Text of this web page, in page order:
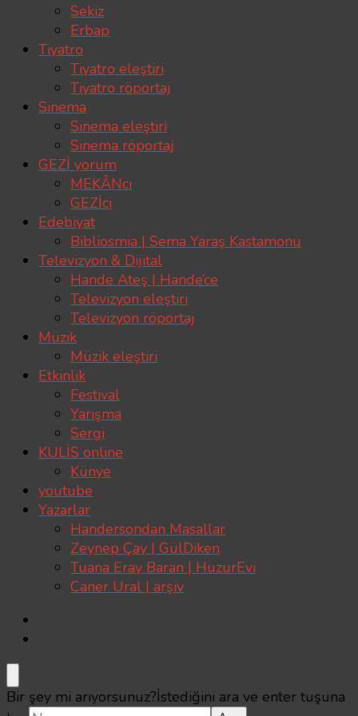
Sekiz
Erbap
Tiyatro
Tiyatro eleştiri
Tiyatro röportaj
Sinema
Sinema eleştiri
Sinema röportaj
GEZİ yorum
MEKÂNcı
GEZİci
Edebiyat
Bibliosmia | Sema Yaraş Kastamonu
Televizyon & Dijital
Hande Ateş | Hande’ce
Televizyon eleştiri
Televizyon röportaj
Müzik
Müzik eleştiri
Etkinlik
Festival
Yarışma
Sergi
KULİS online
Künye
youtube
Yazarlar
Handersondan Masallar
Zeynep Çay | GülDiken
Tuana Eray Baran | HuzurEvi
Caner Ural | arşiv
Bir şey mi arıyorsunuz?İstediğini ara ve enter tuşuna